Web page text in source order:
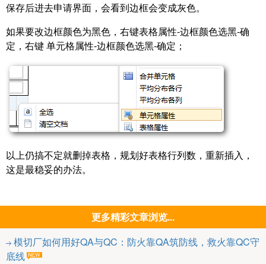
保存后进去申请界面，会看到边框会变成灰色。
如果要改边框颜色为黑色，右键表格属性-边框颜色选黑-确
定，右键 单元格属性-边框颜色选黑-确定；
以上仍搞不定就删掉表格，规划好表格行列数，重新插入，
这是最稳妥的办法。
更多精彩文章浏览...
模切厂如何用好QA与QC：防火靠QA筑防线，救火靠QC守
底线